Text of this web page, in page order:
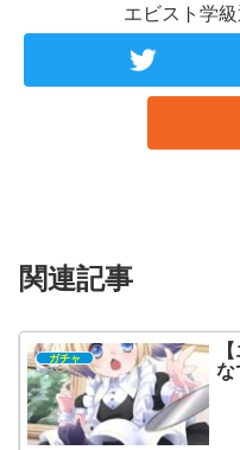
エビスト学
関連記事
ガチャ な